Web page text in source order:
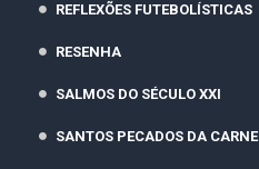
REFLEXÕES FUTEBOLÍSTICAS
RESENHA
SALMOS DO SÉCULO XXI
SANTOS PECADOS DA CARNE